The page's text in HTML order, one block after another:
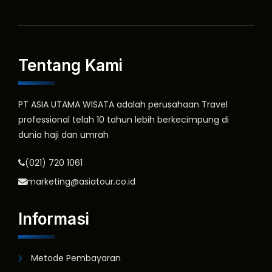
Tentang Kami
PT ASIA UTAMA WISATA adalah perusahaan Travel
professional telah 10 tahun lebih berkecimpung di
dunia haji dan umrah
(021) 720 1061
marketing@asiatour.co.id
Informasi
Metode Pembayaran